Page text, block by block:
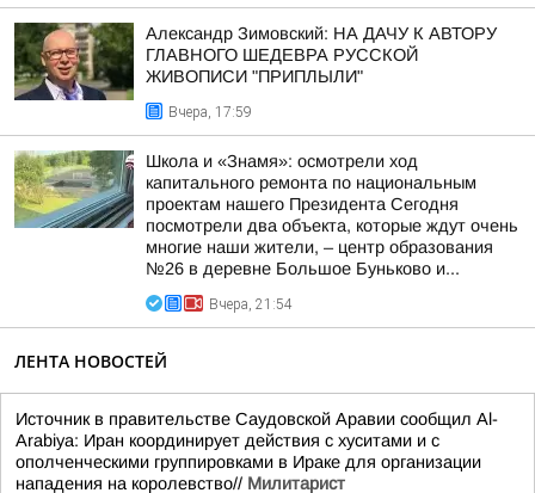
Александр Зимовский: НА ДАЧУ К АВТОРУ
ГЛАВНОГО ШЕДЕВРА РУССКОЙ
ЖИВОПИСИ "ПРИПЛЫЛИ"
Вчера, 17:59
Школа и «Знамя»: осмотрели ход
капитального ремонта по национальным
проектам нашего Президента Сегодня
посмотрели два объекта, которые ждут очень
многие наши жители, – центр образования
№26 в деревне Большое Буньково и...
Вчера, 21:54
ЛЕНТА НОВОСТЕЙ
Источник в правительстве Саудовской Аравии сообщил Al-
Arabiya: Иран координирует действия с хуситами и с
ополченческими группировками в Ираке для организации
нападения на королевство// Милитарист